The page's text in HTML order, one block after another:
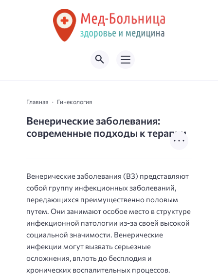
Главная Гинекология
Венерические заболевания:
современные подходы к терапии
Венерические заболевания (ВЗ) представляют
собой группу инфекционных заболеваний,
передающихся преимущественно половым
путем. Они занимают особое место в структуре
инфекционной патологии из-за своей высокой
социальной значимости. Венерические
инфекции могут вызвать серьезные
осложнения, вплоть до бесплодия и
хронических воспалительных процессов.